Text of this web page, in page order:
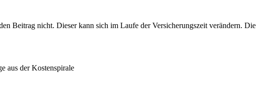
Beitrag nicht. Dieser kann sich im Laufe der Versicherungszeit verändern. Die
aus der Kostenspirale